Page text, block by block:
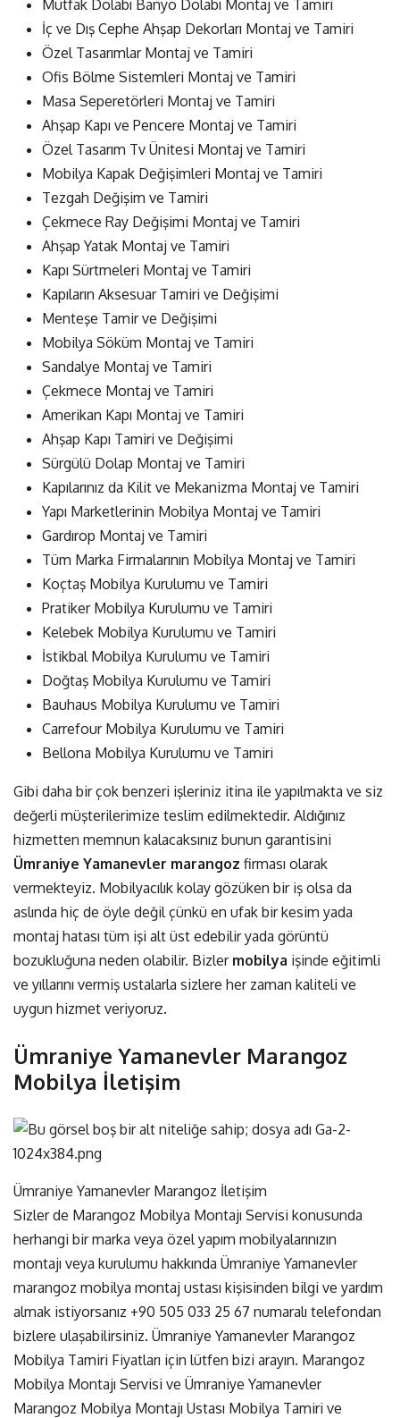
Mutfak Dolabı Banyo Dolabı Montaj ve Tamiri
İç ve Dış Cephe Ahşap Dekorları Montaj ve Tamiri
Özel Tasarımlar Montaj ve Tamiri
Ofis Bölme Sistemleri Montaj ve Tamiri
Masa Seperetörleri Montaj ve Tamiri
Ahşap Kapı ve Pencere Montaj ve Tamiri
Özel Tasarım Tv Ünitesi Montaj ve Tamiri
Mobilya Kapak Değişimleri Montaj ve Tamiri
Tezgah Değişim ve Tamiri
Çekmece Ray Değişimi Montaj ve Tamiri
Ahşap Yatak Montaj ve Tamiri
Kapı Sürtmeleri Montaj ve Tamiri
Kapıların Aksesuar Tamiri ve Değişimi
Menteşe Tamir ve Değişimi
Mobilya Söküm Montaj ve Tamiri
Sandalye Montaj ve Tamiri
Çekmece Montaj ve Tamiri
Amerikan Kapı Montaj ve Tamiri
Ahşap Kapı Tamiri ve Değişimi
Sürgülü Dolap Montaj ve Tamiri
Kapılarınız da Kilit ve Mekanizma Montaj ve Tamiri
Yapı Marketlerinin Mobilya Montaj ve Tamiri
Gardırop Montaj ve Tamiri
Tüm Marka Firmalarının Mobilya Montaj ve Tamiri
Koçtaş Mobilya Kurulumu ve Tamiri
Pratiker Mobilya Kurulumu ve Tamiri
Kelebek Mobilya Kurulumu ve Tamiri
İstikbal Mobilya Kurulumu ve Tamiri
Doğtaş Mobilya Kurulumu ve Tamiri
Bauhaus Mobilya Kurulumu ve Tamiri
Carrefour Mobilya Kurulumu ve Tamiri
Bellona Mobilya Kurulumu ve Tamiri
Gibi daha bir çok benzeri işleriniz itina ile yapılmakta ve siz
değerli müşterilerimize teslim edilmektedir. Aldığınız
hizmetten memnun kalacaksınız bunun garantisini
Ümraniye Yamanevler marangoz firması olarak
vermekteyiz. Mobilyacılık kolay gözüken bir iş olsa da
aslında hiç de öyle değil çünkü en ufak bir kesim yada
montaj hatası tüm işi alt üst edebilir yada görüntü
bozukluğuna neden olabilir. Bizler mobilya işinde eğitimli
ve yıllarını vermiş ustalarla sizlere her zaman kaliteli ve
uygun hizmet veriyoruz.
Ümraniye Yamanevler Marangoz
Mobilya İletişim
Ümraniye Yamanevler Marangoz İletişim
Sizler de Marangoz Mobilya Montajı Servisi konusunda
herhangi bir marka veya özel yapım mobilyalarınızın
montajı veya kurulumu hakkında Ümraniye Yamanevler
marangoz mobilya montaj ustası kişisinden bilgi ve yardım
almak istiyorsanız +90 505 033 25 67 numaralı telefondan
bizlere ulaşabilirsiniz. Ümraniye Yamanevler Marangoz
Mobilya Tamiri Fiyatları için lütfen bizi arayın. Marangoz
Mobilya Montajı Servisi ve Ümraniye Yamanevler
Marangoz Mobilya Montajı Ustası Mobilya Tamiri ve